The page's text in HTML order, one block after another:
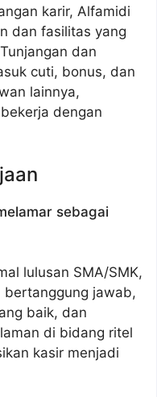
karir, Alfamidi
dan fasilitas yang
dan
cuti, bonus, dan
lainnya,
dengan
sebagai
lulusan SMA/SMK,
bertanggung jawab,
baik, dan
di bidang ritel
kasir menjadi